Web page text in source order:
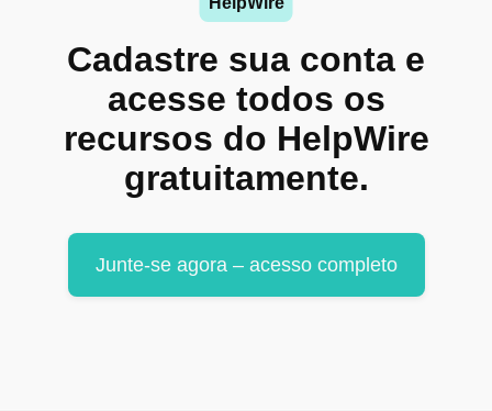
Cadastre sua conta e
acesse todos os
recursos do HelpWire
gratuitamente.
Junte-se agora – acesso completo